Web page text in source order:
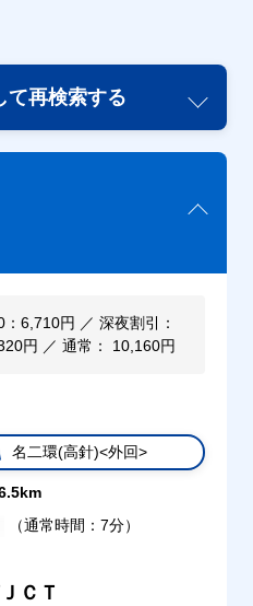
て再検索する
6,710円 ／ 深夜割引：
円 ／ 通常： 10,160円
名二環(高針)<外回>
（通常時間：7分）
ＣＴ